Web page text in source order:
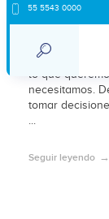
55 5543 0000
DIU T de
Cuando
lo que
necesitamos.
tomar
...
Seguir leyendo